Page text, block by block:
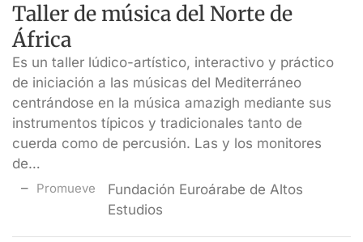
Taller de música del Norte de
África
Es un taller lúdico-artístico, interactivo y práctico
de iniciación a las músicas del Mediterráneo
centrándose en la música amazigh mediante sus
instrumentos típicos y tradicionales tanto de
cuerda como de percusión. Las y los monitores
de…
Promueve
Fundación Euroárabe de Altos
Estudios